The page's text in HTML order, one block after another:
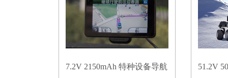
7.2V 2150mAh 特种设备导航
51.2V